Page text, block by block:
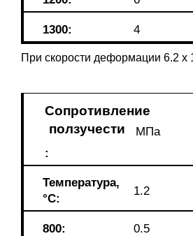
1300: 4
При скорости деформации 6.2 x
Сопротивление
ползучести
:
MПa
Температура,
°C:
1.2
800: 0.5